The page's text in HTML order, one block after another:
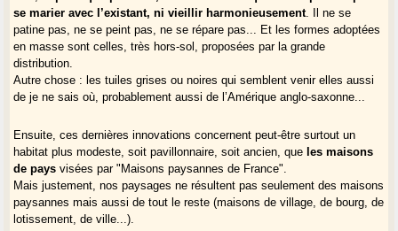
se marier avec l’existant, ni vieillir harmonieusement. Il ne se
patine pas, ne se peint pas, ne se répare pas... Et les formes adoptées
en masse sont celles, très hors-sol, proposées par la grande
distribution.
Autre chose : les tuiles grises ou noires qui semblent venir elles aussi
de je ne sais où, probablement aussi de l’Amérique anglo-saxonne...
Ensuite, ces dernières innovations concernent peut-être surtout un
habitat plus modeste, soit pavillonnaire, soit ancien, que les maisons
de pays visées par "Maisons paysannes de France".
Mais justement, nos paysages ne résultent pas seulement des maisons
paysannes mais aussi de tout le reste (maisons de village, de bourg, de
lotissement, de ville...).